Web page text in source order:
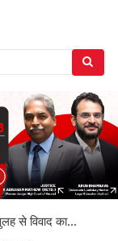
से विवाद का...